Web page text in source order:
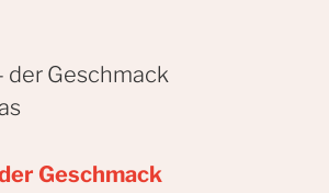
Geschmack